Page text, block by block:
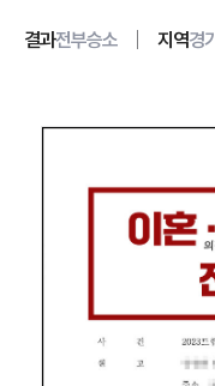
결과전부승소 지역경기